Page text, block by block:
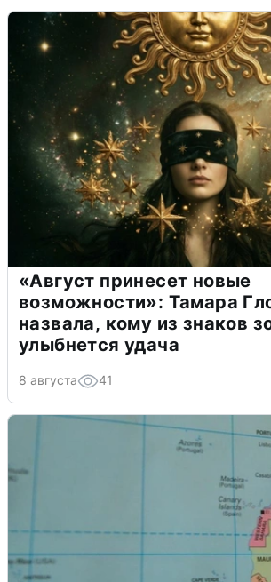
«Август принесет новые
возможности»: Тамара
назвала, кому из знаков
улыбнется удача
8 августа 41